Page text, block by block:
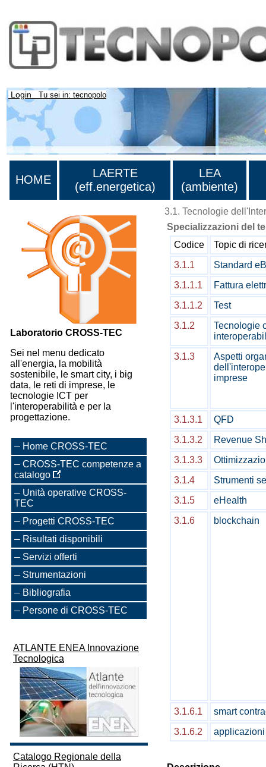
Login Tu sei in: tecnopolo
HOME
LAERTE
(eff.energetica)
LEA
(ambiente)
Laboratorio CROSS-TEC
Sei nel menu dedicato
all'energia, la mobilità
sostenibile, le smart city, i big
data, le reti di imprese, le
tecnologie ICT per
l'interoperabilità e per la
progettazione.
Home CROSS-TEC
CROSS-TEC competenze a
catalogo
Unità operative CROSS-
TEC
Progetti CROSS-TEC
Risultati disponibili
Servizi offerti
Strumentazioni
Bibliografia
Persone di CROSS-TEC
ATLANTE ENEA Innovazione
Tecnologica
Catalogo Regionale della
3.1. Tecnologie
Specializzazioni del
Codice
Topic di
3.1.1
Standard
3.1.1.1
Fattura
3.1.1.2
Test
3.1.2
Tecnologie
3.1.3
Aspetti
imprese
3.1.3.1
QFD
3.1.3.2
Revenue
3.1.3.3
3.1.4
Strumenti
3.1.5
eHealth
3.1.6
blockchain
3.1.6.1
smart
3.1.6.2